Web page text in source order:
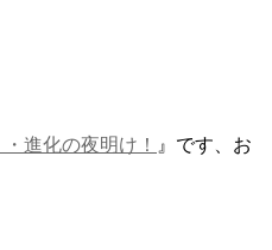
進化の夜明け！
』です、お